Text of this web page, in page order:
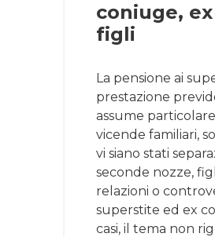
coniuge,
figli
La pensione ai
prestazione
assume
vicende familiari,
vi siano stati
seconde nozze,
relazioni o
superstite ed ex
casi, il tema non